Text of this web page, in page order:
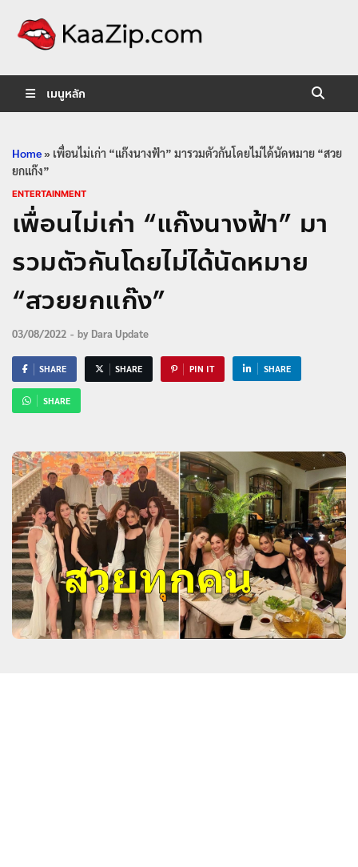
เมนูหลัก
Home» เพื่อนไม่เก่า “แก๊งนางฟ้า” มารวมตัวกันโดยไม่ได้นัดหมาย “สวย
ยกแก๊ง”
ENTERTAINMENT
เพื่อนไม่เก่า “แก๊งนางฟ้า” มา
รวมตัวกันโดยไม่ได้นัดหมาย
“สวยยกแก๊ง”
03/08/2022 - by Dara Update
SHARE SHARE PIN IT SHARE
SHARE